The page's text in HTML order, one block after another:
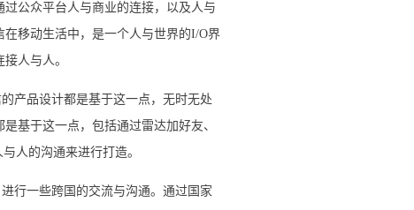
公众平台人与商业的连接，以及人与
移动生活中，是一个人与世界的I/O界
人与人。
产品设计都是基于这一点，无时无处
基于这一点，包括通过雷达加好友、
人的沟通来进行打造。
行一些跨国的交流与沟通。通过国家